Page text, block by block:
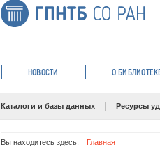
НОВОСТИ О
Каталоги и базы данных Ресурсы
Вы находитесь здесь: Главная